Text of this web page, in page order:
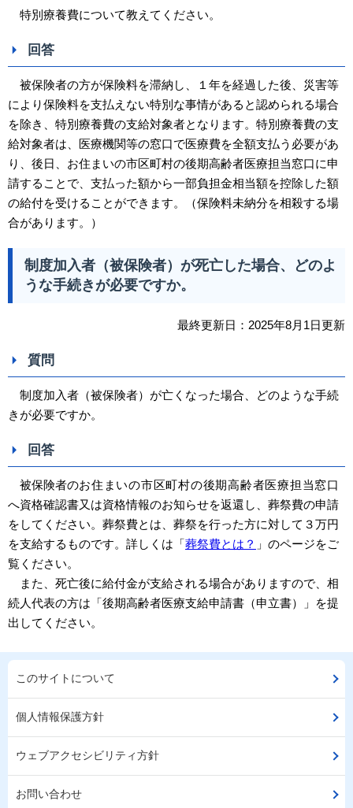
特別療養費について教えてください。
回答
被保険者の方が保険料を滞納し、１年を経過した後、災害等
により保険料を支払えない特別な事情があると認められる場合
を除き、特別療養費の支給対象者となります。特別療養費の支
給対象者は、医療機関等の窓口で医療費を全額支払う必要があ
り、後日、お住まいの市区町村の後期高齢者医療担当窓口に申
請することで、支払った額から一部負担金相当額を控除した額
の給付を受けることができます。（保険料未納分を相殺する場
合があります。）
制度加入者（被保険者）が死亡した場合、どのよ
うな手続きが必要ですか。
最終更新日：2025年8月1日更新
質問
制度加入者（被保険者）が亡くなった場合、どのような手続
きが必要ですか。
回答
被保険者のお住まいの市区町村の後期高齢者医療担当窓口
へ資格確認書又は資格情報のお知らせを返還し、葬祭費の申請
をしてください。葬祭費とは、葬祭を行った方に対して３万円
を支給するものです。詳しくは「葬祭費とは？ 」のページをご
覧ください。
また、死亡後に給付金が支給される場合がありますので、相
続人代表の方は「後期高齢者医療支給申請書（申立書）」を提
出してください。
このサイトについて
個人情報保護方針
ウェブアクセシビリティ方針
お問い合わせ